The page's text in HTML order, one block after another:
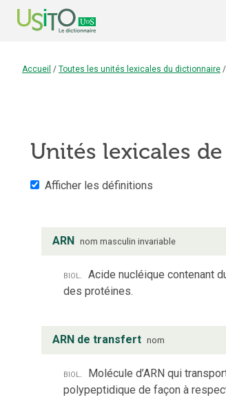
Accueil / Toutes les unités lexicales du dictionnaire /
Unités lexicales de
Afficher les définitions
ARN nom masculin invariable
biol. Acide nucléique contenant
des protéines.
ARN de transfert nom
biol. Molécule d’ARN qui
polypeptidique de façon à